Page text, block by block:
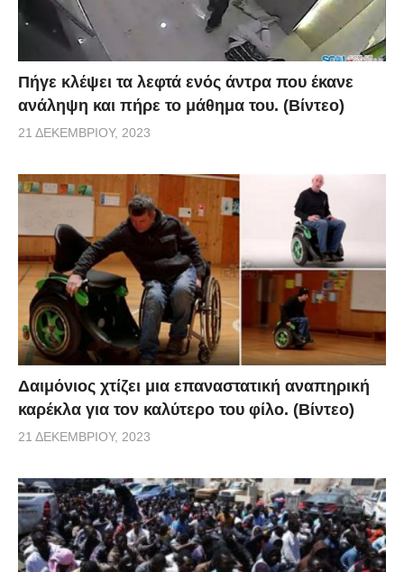
Πήγε κλέψει τα λεφτά ενός άντρα που έκανε
ανάληψη και πήρε το μάθημα του. (Βίντεο)
21 ΔΕΚΕΜΒΡΊΟΥ, 2023
Δαιμόνιος χτίζει μια επαναστατική αναπηρική
καρέκλα για τον καλύτερο του φίλο. (Βίντεο)
21 ΔΕΚΕΜΒΡΊΟΥ, 2023